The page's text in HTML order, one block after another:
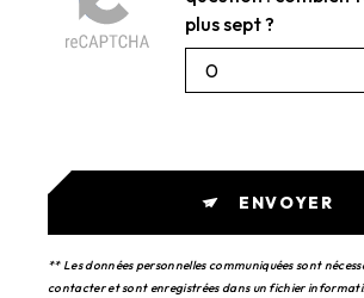
plus sept ?
ENVOYER
** Les données personnelles communiquées sont
contacter et sont enregistrées dans un fichier